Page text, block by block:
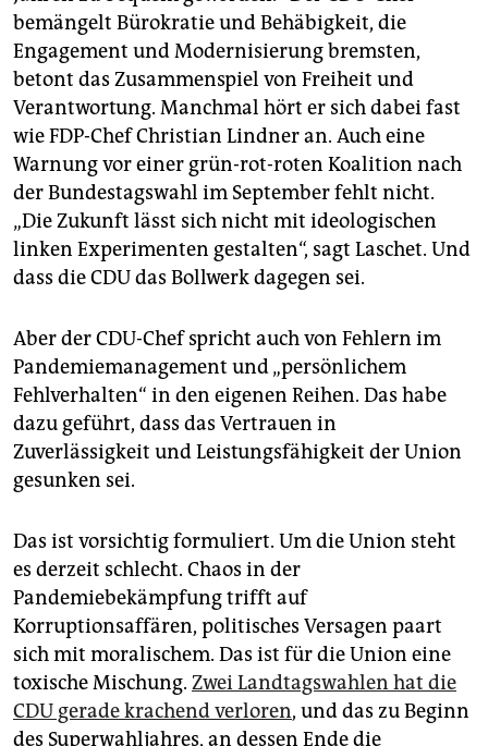
bemängelt Bürokratie und Behäbigkeit, die
Engagement und Modernisierung bremsten,
betont das Zusammenspiel von Freiheit und
Verantwortung. Manchmal hört er sich dabei fast
wie FDP-Chef Christian Lindner an. Auch eine
Warnung vor einer grün-rot-roten Koalition nach
der Bundestagswahl im September fehlt nicht.
„Die Zukunft lässt sich nicht mit ideologischen
linken Experimenten gestalten“, sagt Laschet. Und
dass die CDU das Bollwerk dagegen sei.
Aber der CDU-Chef spricht auch von Fehlern im
Pandemiemanagement und „persönlichem
Fehlverhalten“ in den eigenen Reihen. Das habe
dazu geführt, dass das Vertrauen in
Zuverlässigkeit und Leistungsfähigkeit der Union
gesunken sei.
Das ist vorsichtig formuliert. Um die Union steht
es derzeit schlecht. Chaos in der
Pandemiebekämpfung trifft auf
Korruptionsaffären, politisches Versagen paart
sich mit moralischem. Das ist für die Union eine
toxische Mischung. Zwei Landtagswahlen hat die
CDU gerade krachend verloren, und das zu Beginn
des Superwahljahres, an dessen Ende die